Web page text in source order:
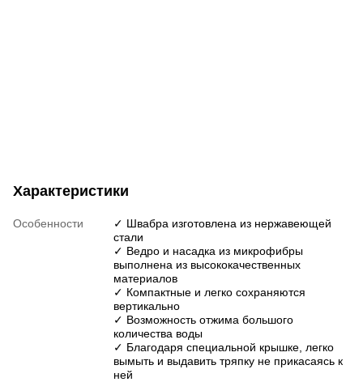
Характеристики
Особенности
✓ Швабра изготовлена ​​из нержавеющей
стали
✓ Ведро и насадка из микрофибры
выполнена из высококачественных
материалов
✓ Компактные и легко сохраняются
вертикально
✓ Возможность отжима большого
количества воды
✓ Благодаря специальной крышке, легко
вымыть и выдавить тряпку не прикасаясь к
ней